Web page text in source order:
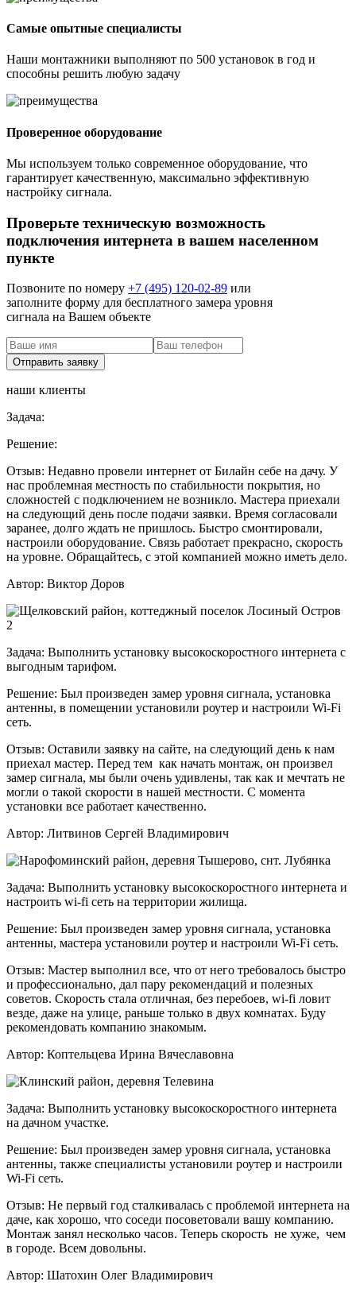
Самые опытные специалисты
Наши монтажники выполняют по 500 установок в год и
способны решить любую задачу
Проверенное оборудование
Мы используем только современное оборудование, что
гарантирует качественную, максимально эффективную
настройку сигнала.
Проверьте техническую возможность
подключения интернета в вашем населенном
пункте
Позвоните по номеру +7 (495) 120-02-89 или
заполните форму для бесплатного замера уровня
сигнала на Вашем объекте
наши клиенты
Задача:
Решение:
Отзыв: Недавно провели интернет от Билайн себе на дачу. У
нас проблемная местность по стабильности покрытия, но
сложностей с подключением не возникло. Мастера приехали
на следующий день после подачи заявки. Время согласовали
заранее, долго ждать не пришлось. Быстро смонтировали,
настроили оборудование. Связь работает прекрасно, скорость
на уровне. Обращайтесь, с этой компанией можно иметь дело.
Автор: Виктор Доров
Задача: Выполнить установку высокоскоростного интернета с
выгодным тарифом.
Решение: Был произведен замер уровня сигнала, установка
антенны, в помещении установили роутер и настроили Wi-Fi
сеть.
Отзыв: Оставили заявку на сайте, на следующий день к нам
приехал мастер. Перед тем как начать монтаж, он произвел
замер сигнала, мы были очень удивлены, так как и мечтать не
могли о такой скорости в нашей местности. С момента
установки все работает качественно.
Автор: Литвинов Сергей Владимирович
Задача: Выполнить установку высокоскоростного интернета и
настроить wi-fi сеть на территории жилища.
Решение: Был произведен замер уровня сигнала, установка
антенны, мастера установили роутер и настроили Wi-Fi сеть.
Отзыв: Мастер выполнил все, что от него требовалось быстро
и профессионально, дал пару рекомендаций и полезных
советов. Скорость стала отличная, без перебоев, wi-fi ловит
везде, даже на улице, раньше только в двух комнатах. Буду
рекомендовать компанию знакомым.
Автор: Коптельцева Ирина Вячеславовна
Задача: Выполнить установку высокоскоростного интернета
на дачном участке.
Решение: Был произведен замер уровня сигнала, установка
антенны, также специалисты установили роутер и настроили
Wi-Fi сеть.
Отзыв: Не первый год сталкивалась с проблемой интернета на
даче, как хорошо, что соседи посоветовали вашу компанию.
Монтаж занял несколько часов. Теперь скорость не хуже, чем
в городе. Всем довольны.
Автор: Шатохин Олег Владимирович